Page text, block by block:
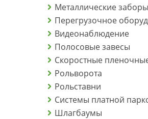
Металлические заборы
Перегрузочное
Видеонаблюдение
Полосовые завесы
Скоростные
Рольворота
Рольставни
Системы платной
Шлагбаумы